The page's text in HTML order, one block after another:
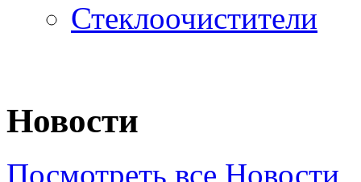
Стеклоочистители
Новости
Посмотреть все Новости